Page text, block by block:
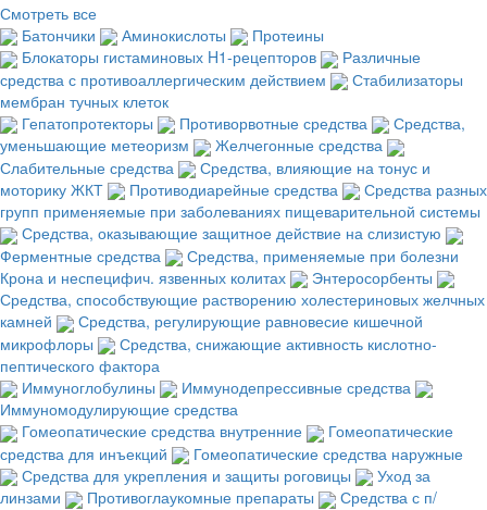
Смотреть все
Батончики
Аминокислоты
Протеины
Блокаторы гистаминовых H1-рецепторов
Различные
средства с противоаллергическим действием
Стабилизаторы
мембран тучных клеток
Гепатопротекторы
Противорвотные средства
Средства,
уменьшающие метеоризм
Желчегонные средства
Слабительные средства
Средства, влияющие на тонус и
моторику ЖКТ
Противодиарейные средства
Средства разных
групп применяемые при заболеваниях пищеварительной системы
Средства, оказывающие защитное действие на слизистую
Ферментные средства
Средства, применяемые при болезни
Крона и неспецифич. язвенных колитах
Энтеросорбенты
Средства, способствующие растворению холестериновых желчных
камней
Средства, регулирующие равновесие кишечной
микрофлоры
Средства, снижающие активность кислотно-
пептического фактора
Иммуноглобулины
Иммунодепрессивные средства
Иммуномодулирующие средства
Гомеопатические средства внутренние
Гомеопатические
средства для инъекций
Гомеопатические средства наружные
Средства для укрепления и защиты роговицы
Уход за
линзами
Противоглаукомные препараты
Средства с п/